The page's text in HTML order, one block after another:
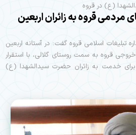
(ع) در قروه
قروه به زائران اربعین
تبلیغات اسلامی قروه گفت: در آستانه اربعین
قروه به سمت روستای گلالی، با استقرار
برای خدمت به زائران حضرت سیدالشهدا (ع)